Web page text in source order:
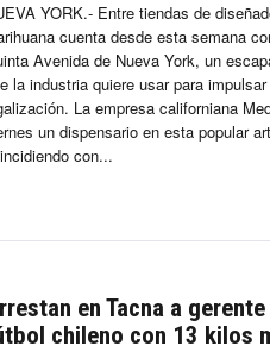
YORK.- Entre tiendas de
cuenta desde esta semana
Avenida de Nueva York, un
la industria quiere usar para
La empresa californiana
un dispensario en esta popular
con...
en Tacna a
chileno con 13 kilos